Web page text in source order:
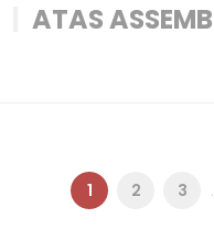
ATAS
1 2 3